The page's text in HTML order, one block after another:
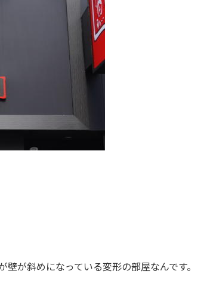
が斜めになっている変形の部屋なんです。